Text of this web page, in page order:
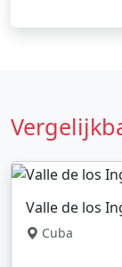
Valle de los
Cuba